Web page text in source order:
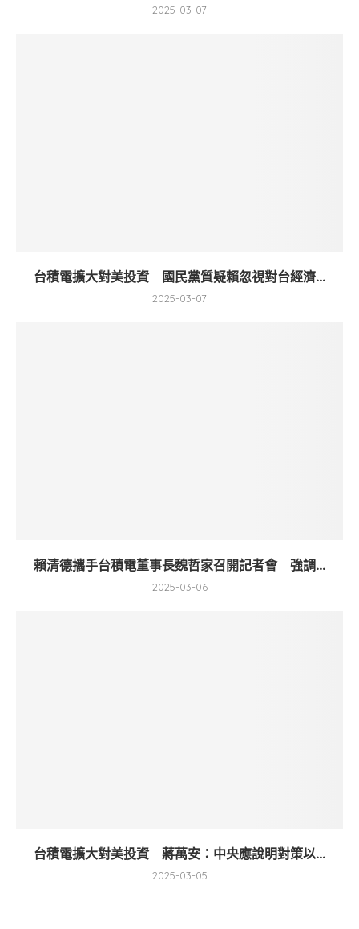
2025-03-07
台積電擴大對美投資 國民黨質疑賴忽視對台經濟...
2025-03-07
賴清德攜手台積電董事長魏哲家召開記者會 強調...
2025-03-06
台積電擴大對美投資 蔣萬安：中央應說明對策以...
2025-03-05